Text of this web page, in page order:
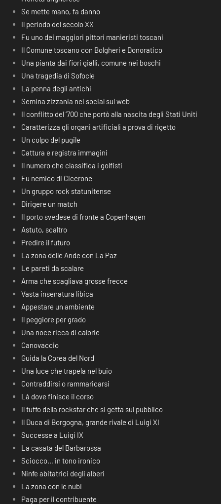
Se mette mano, fa danno
Il periodo del secolo XX
Fu uno dei maggiori pittori manieristi toscani
Il Comune toscano con Bolgheri e Donoratico
Una pianta dai fiori gialli, comune nei boschi
Una tragedia di Sofocle
La penna degli antichi
Semina zizzania nei social sul web
Il conflitto del ‘700 che portò alla nascita degli Stati Uniti
Caratterizza gli organi artificiali a prova di rigetto
Un colpo del pugile
Cattura e registra immagini
Il numero che classifica i golfisti
Fu nemico di Cicerone
Un gruppo rock statunitense
Dirigere un match
Il porto svedese di fronte a Copenhagen
Astuto, scaltro
Predire il futuro
La zona delle Ande con La Paz
Le pareti da scalare
Arma che scagliava grosse frecce
Vasta insenatura libica
Appestare un ambiente
Il peggiore per grado
Una noce ricca di calorie
Canovaccio
Guida la Corea del Nord
Una luce che trapela nel buio
Contraddirsi o rammaricarsi
Là dove finisce il corso
Il tuffo della rockstar che si getta sul pubblico
Il Duca di Borgogna, grande rivale di Luigi XI
Successe a Luigi IX
La casata del Barbarossa
Sciocco… in tono ironico
Ninfe abitatrici degli alberi
La zona con le nubi
Paga per il contribuente